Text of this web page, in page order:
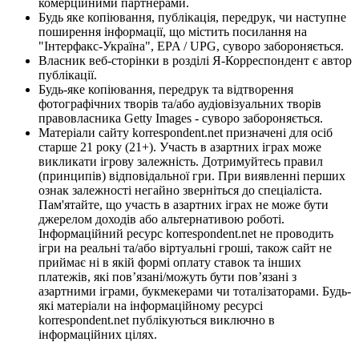
Будь яке копіювання, публікація, передрук, чи наступне
поширення інформації, що містить посилання на
"Інтерфакс-Україна", EPA / UPG, суворо забороняється.
Власник веб-сторінки в розділі Я-Корреспондент є автор
публікації.
Будь-яке копіювання, передрук та відтворення
фотографічних творів та/або аудіовізуальних творів
правовласника Getty Images - суворо забороняється.
Матеріали сайту korrespondent.net призначені для осіб
старше 21 року (21+). Участь в азартних іграх може
викликати ігрову залежність. Дотримуйтесь правил
(принципів) відповідальної гри. При виявленні перших
ознак залежності негайно зверніться до спеціаліста.
Пам'ятайте, що участь в азартних іграх не може бути
джерелом доходів або альтернативою роботі.
Інформаційний ресурс korrespondent.net не проводить
ігри на реальні та/або віртуальні гроші, також сайт не
приймає ні в якій формі оплату ставок та інших
платежів, які пов’язані/можуть бути пов’язані з
азартними іграми, букмекерами чи тоталізаторами. Будь-
які матеріали на інформаційному ресурсі
korrespondent.net публікуються виключно в
інформаційних цілях.